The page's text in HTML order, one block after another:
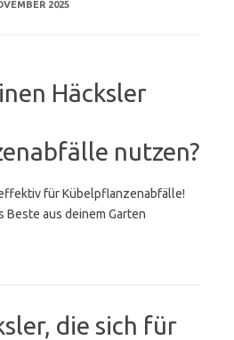
2025
Häcksler
nutzen?
für Kübelpflanzenabfälle!
Beste aus deinem Garten
die sich für